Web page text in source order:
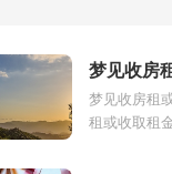
梦见收房
梦见收房租
租或收取租